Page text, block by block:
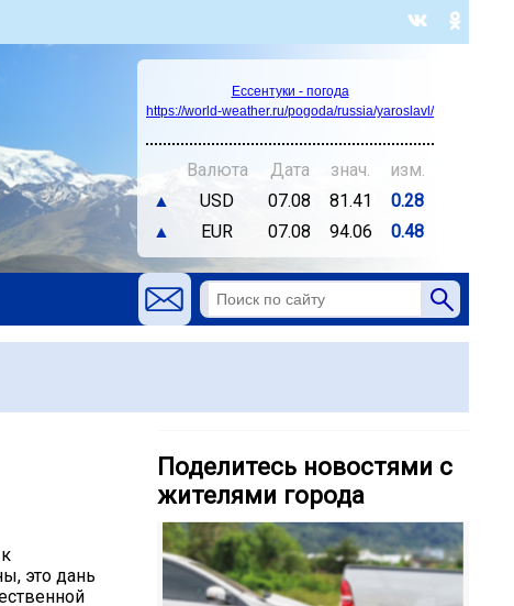
Ессентуки - погода
https://world-weather.ru/pogoda/russia/yaroslavl/
Валюта Дата знач.
изм.
▲
USD 07.08 81.41
0.28
▲
EUR 07.08 94.06 0.48
это дань
Поделитесь новостями с
жителями города